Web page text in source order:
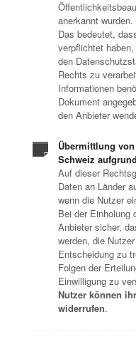
anerkannt wurden.
Das bedeutet,
verpflichtet
den
Rechts zu
Informationen
Dokument
den Anbieter
Übermittlung
Schweiz
Auf dieser
Daten an Länder
wenn die Nutzer
Bei der Einholung
Anbieter sicher,
werden, die
Entscheidung zu
Folgen der
Einwilligung zu
Nutzer können
widerrufen.